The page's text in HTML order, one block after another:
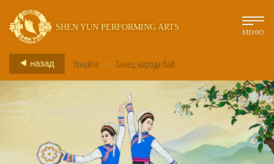
SHEN YUN PERFORMING ARTS
МЕНЮ
назад Узнайте > Танец народа бай